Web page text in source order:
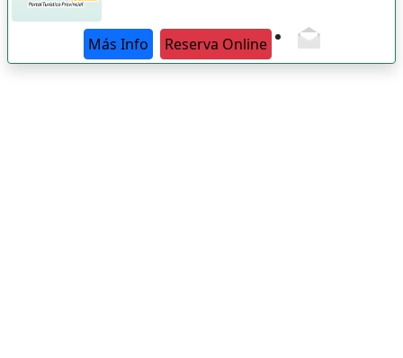
Más Info Reserva Online